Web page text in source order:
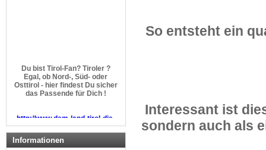
So entsteht ein
Interessant ist
sondern auch als
Egal, ob Nord-, Süd- oder
Osttirol - hier findest Du sicher
das Passende für Dich !
treue.com
Informationen